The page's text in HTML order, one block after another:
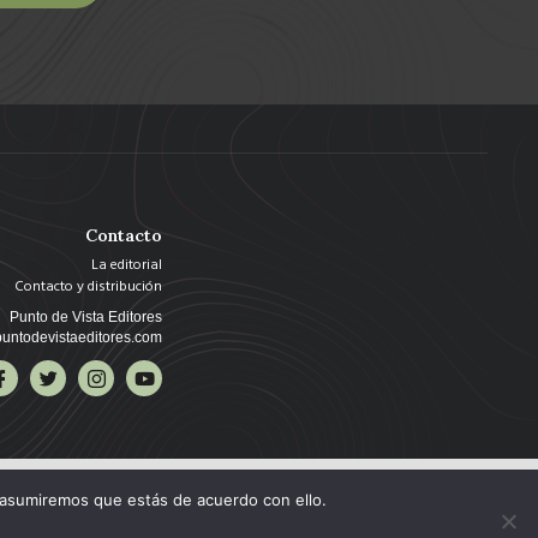
Contacto
La editorial
Contacto y distribución
Punto de Vista Editores
que estás de acuerdo con ello.